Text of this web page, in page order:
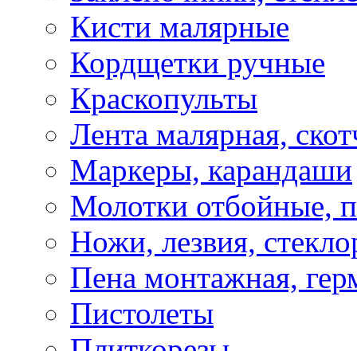
Кисти малярные
Кордщетки ручные
Краскопульты
Лента малярная,
Маркеры, карандаши
Молотки отбойные,
Ножи, лезвия,
Пена монтажная,
Пистолеты